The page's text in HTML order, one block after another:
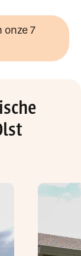
onze 7